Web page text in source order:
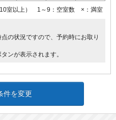
10室以上） 1～9：空室数 ×：満室
の状況ですので、予約時にお取り
ンが表示されます。
件を変更